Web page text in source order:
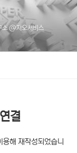
소 @지오서비스
결
해 재작성되었습니